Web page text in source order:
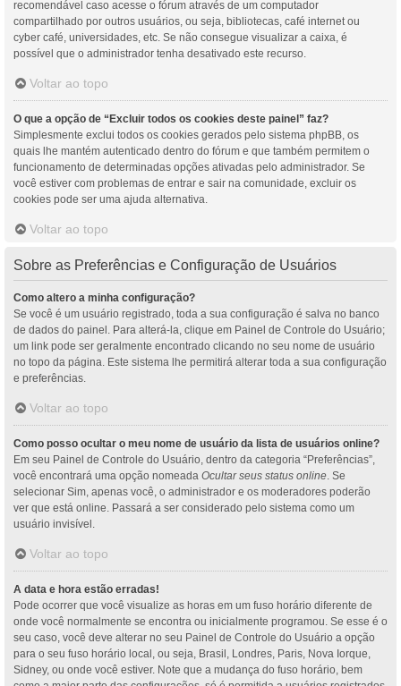
recomendável caso acesse o fórum através de um computador
compartilhado por outros usuários, ou seja, bibliotecas, café internet ou
cyber café, universidades, etc. Se não consegue visualizar a caixa, é
possível que o administrador tenha desativado este recurso.
Voltar ao topo
O que a opção de “Excluir todos os cookies deste painel” faz?
Simplesmente exclui todos os cookies gerados pelo sistema phpBB, os
quais lhe mantém autenticado dentro do fórum e que também permitem o
funcionamento de determinadas opções ativadas pelo administrador. Se
você estiver com problemas de entrar e sair na comunidade, excluir os
cookies pode ser uma ajuda alternativa.
Voltar ao topo
Sobre as Preferências e Configuração de Usuários
Como altero a minha configuração?
Se você é um usuário registrado, toda a sua configuração é salva no banco
de dados do painel. Para alterá-la, clique em Painel de Controle do Usuário;
um link pode ser geralmente encontrado clicando no seu nome de usuário
no topo da página. Este sistema lhe permitirá alterar toda a sua configuração
e preferências.
Voltar ao topo
Como posso ocultar o meu nome de usuário da lista de usuários online?
Em seu Painel de Controle do Usuário, dentro da categoria “Preferências”,
você encontrará uma opção nomeada Ocultar seus status online. Se
selecionar Sim, apenas você, o administrador e os moderadores poderão
ver que está online. Passará a ser considerado pelo sistema como um
usuário invisível.
Voltar ao topo
A data e hora estão erradas!
Pode ocorrer que você visualize as horas em um fuso horário diferente de
onde você normalmente se encontra ou inicialmente programou. Se esse é o
seu caso, você deve alterar no seu Painel de Controle do Usuário a opção
para o seu fuso horário local, ou seja, Brasil, Londres, Paris, Nova Iorque,
Sidney, ou onde você estiver. Note que a mudança do fuso horário, bem